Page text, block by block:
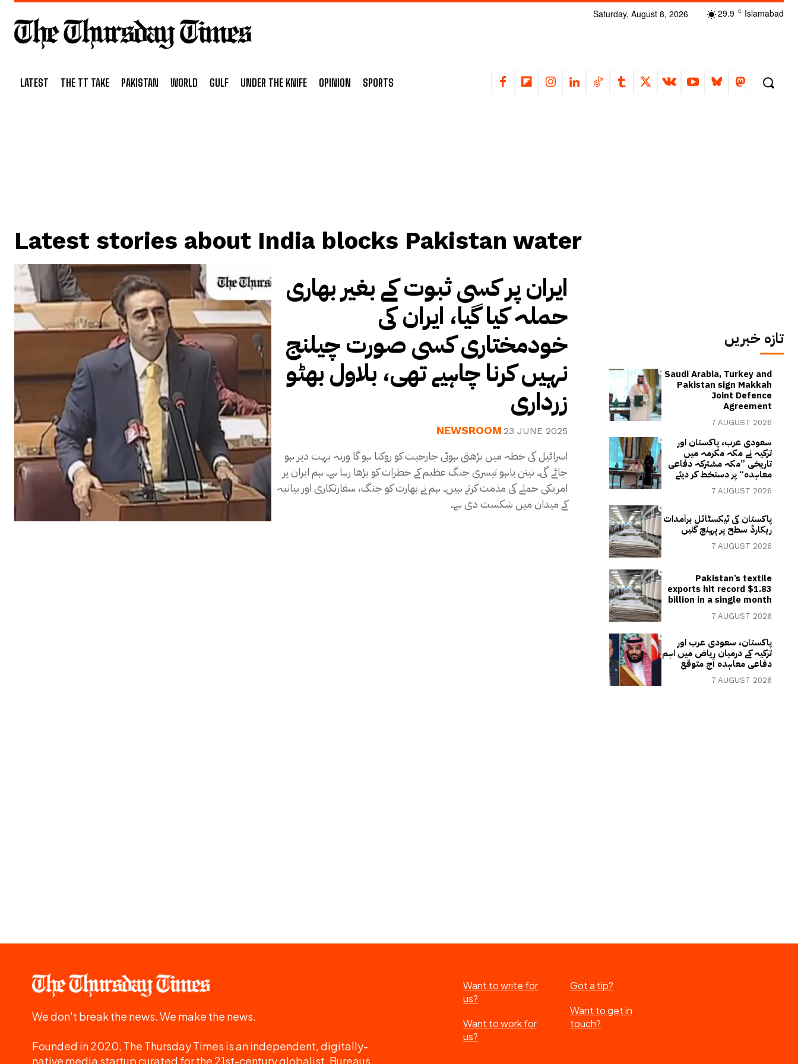
29.9 C Islamabad
Saturday, August 8, 2026
LATEST THE TT TAKE PAKISTAN WORLD GULF UNDER THE KNIFE OPINION SPORTS
Latest stories about India blocks Pakistan water
ایران پر کسی ثبوت کے بغیر بھاری
حملہ کیا گیا، ایران کی
خودمختاری کسی صورت چیلنج
نہیں کرنا چاہیے تھی، بلاول بھٹو
زرداری
NEWSROOM 23 JUNE 2025
اسرائیل کی خطہ میں بڑھتی ہوئی جارحیت کو روکنا ہو گا ورنہ بہت دیر ہو
جائے گی۔ نیتن یاہو تیسری جنگ عظیم کے خطرات کو بڑھا رہا ہے۔ ہم ایران پر
امریکی حملے کی مذمت کرتے ہیں۔ ہم نے بھارت کو جنگ، سفارتکاری اور بیانیہ
کے میدان میں شکست دی ہے۔
تازہ خبریں
Saudi Arabia, Turkey and
Pakistan sign Makkah
Joint Defence
Agreement
7 AUGUST 2026
سعودی عرب، پاکستان اور
ترکیہ نے مکہ مکرمہ میں
تاریخی ”مکہ مشترکہ دفاعی
معاہدہ“ پر دستخط کر دیئے
7 AUGUST 2026
پاکستان کی ٹیکسٹائل برآمدات
ریکارڈ سطح پر پہنچ گئیں
7 AUGUST 2026
Pakistan’s textile
exports hit record $1.83
billion in a single month
7 AUGUST 2026
پاکستان، سعودی عرب اور
ترکیہ کے درمیان ریاض میں اہم
دفاعی معاہدہ آج متوقع
7 AUGUST 2026
We don't break the news. We make the news.
Founded in 2020, The Thursday Times is an independent, digitally-
native media startup curated for the 21st-century globalist. Bureaus
Want to write for
us?
Want to work for
us?
Got a tip?
Want to get in
touch?